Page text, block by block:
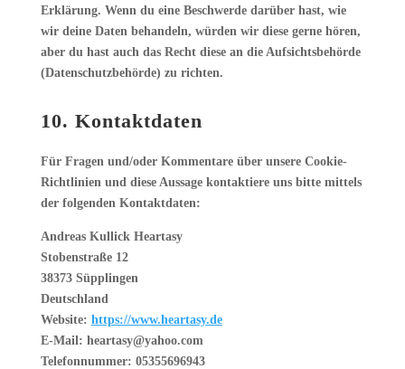
Erklärung. Wenn du eine Beschwerde darüber hast, wie
wir deine Daten behandeln, würden wir diese gerne hören,
aber du hast auch das Recht diese an die Aufsichtsbehörde
(Datenschutzbehörde) zu richten.
10. Kontaktdaten
Für Fragen und/oder Kommentare über unsere Cookie-
Richtlinien und diese Aussage kontaktiere uns bitte mittels
der folgenden Kontaktdaten:
Andreas Kullick Heartasy
Stobenstraße 12
38373 Süpplingen
Deutschland
Website: https://www.heartasy.de
E-Mail: heartasy@yahoo.com
Telefonnummer: 05355696943